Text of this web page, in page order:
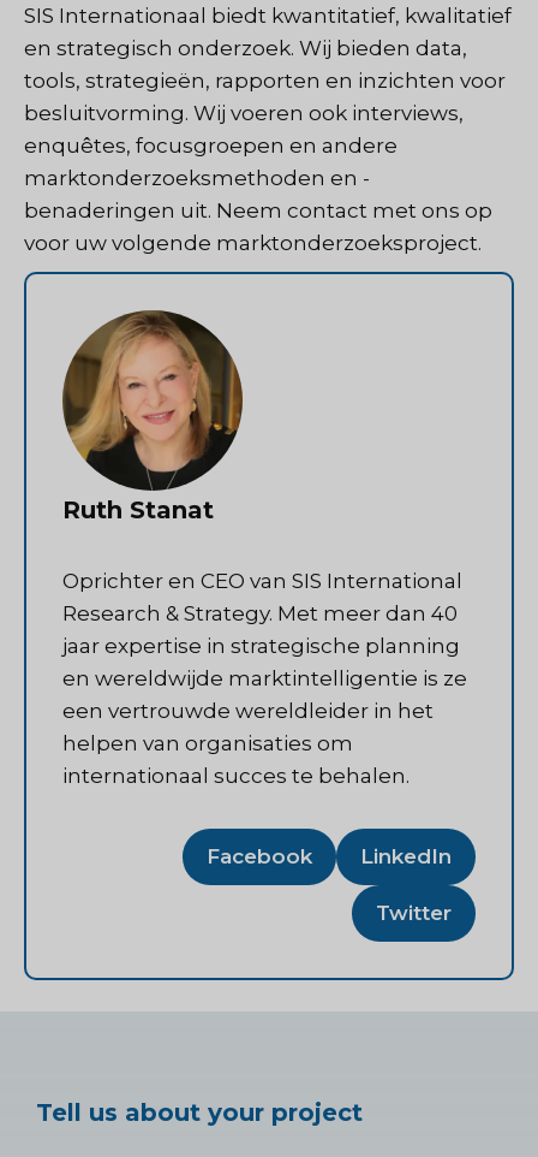
SIS Internationaal biedt kwantitatief, kwalitatief
en strategisch onderzoek. Wij bieden data,
tools, strategieën, rapporten en inzichten voor
besluitvorming. Wij voeren ook interviews,
enquêtes, focusgroepen en andere
marktonderzoeksmethoden en -
benaderingen uit. Neem contact met ons op
voor uw volgende marktonderzoeksproject.
Ruth Stanat
Oprichter en CEO van SIS International
Research & Strategy. Met meer dan 40
jaar expertise in strategische planning
en wereldwijde marktintelligentie is ze
een vertrouwde wereldleider in het
helpen van organisaties om
internationaal succes te behalen.
Facebook LinkedIn
Twitter
Tell us about your project